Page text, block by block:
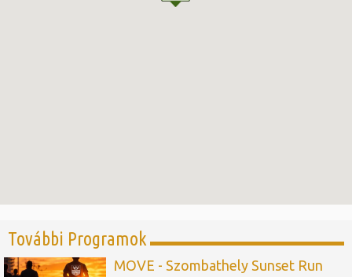
További Programok
MOVE - Szombathely Sunset Run